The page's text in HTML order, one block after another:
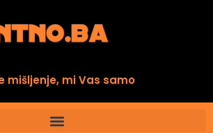
mišljenje, mi Vas samo